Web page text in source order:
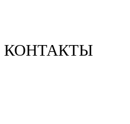
КОНТАКТЫ